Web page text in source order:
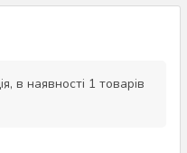
в наявності 1 товарів